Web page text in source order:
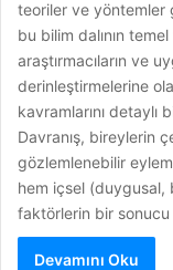
teoriler ve yöntemler
bu bilim dalının
araştırmacıların ve
derinleştirmelerine
kavramlarını detaylı
Davranış, bireylerin
gözlemlenebilir
hem içsel (duygusal,
faktörlerin bir sonucu
Devamını Oku